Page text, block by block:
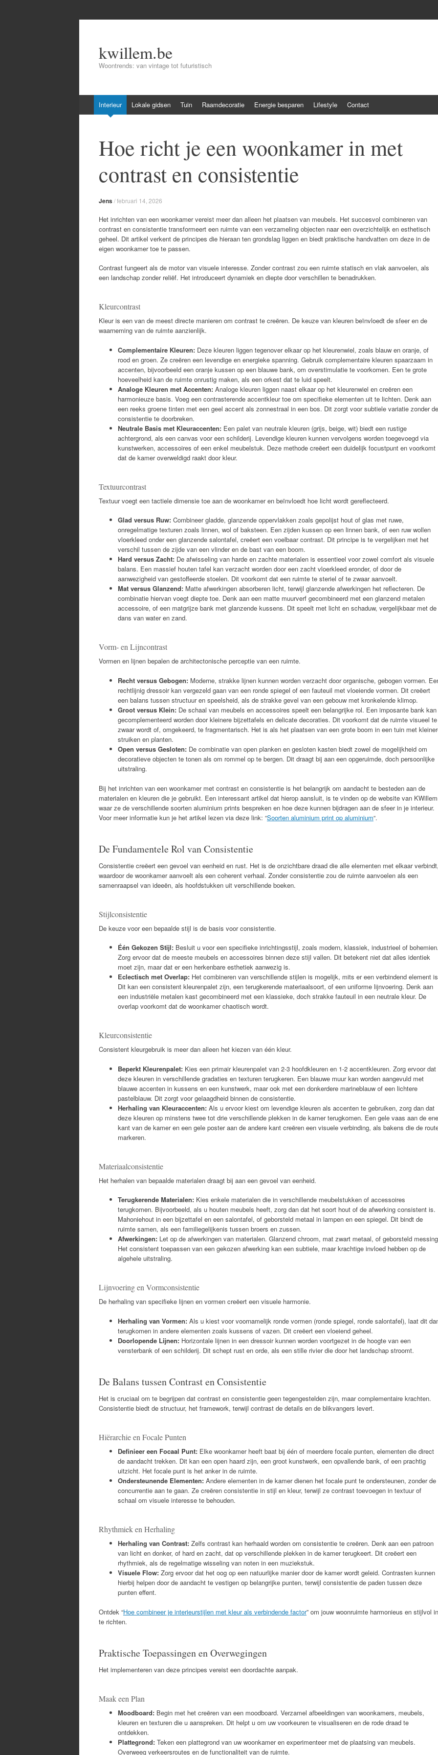
kwillem.be
Woontrends: van vintage tot futuristisch
to
Interieur Lokale gidsen Tuin Raamdecoratie Energie besparen Lifestyle Contact
Hoe richt je een woonkamer in met
contrast en consistentie
Jens/februari 14, 2026
Het inrichten van een woonkamer vereist meer dan alleen het plaatsen van meubels. Het succesvol combineren van
contrast en consistentie transformeert een ruimte van een verzameling objecten naar een overzichtelijk en esthetisch
geheel. Dit artikel verkent de principes die hieraan ten grondslag liggen en biedt praktische handvatten om deze in de
eigen woonkamer toe te passen.
Contrast fungeert als de motor van visuele interesse. Zonder contrast zou een ruimte statisch en vlak aanvoelen, als
een landschap zonder reliëf. Het introduceert dynamiek en diepte door verschillen te benadrukken.
Kleurcontrast
Kleur is een van de meest directe manieren om contrast te creëren. De keuze van kleuren beïnvloedt de sfeer en de
waarneming van de ruimte aanzienlijk.
Complementaire Kleuren: Deze kleuren liggen tegenover elkaar op het kleurenwiel, zoals blauw en oranje, of
rood en groen. Ze creëren een levendige en energieke spanning. Gebruik complementaire kleuren spaarzaam in
accenten, bijvoorbeeld een oranje kussen op een blauwe bank, om overstimulatie te voorkomen. Een te grote
hoeveelheid kan de ruimte onrustig maken, als een orkest dat te luid speelt.
Analoge Kleuren met Accenten: Analoge kleuren liggen naast elkaar op het kleurenwiel en creëren een
harmonieuze basis. Voeg een contrasterende accentkleur toe om specifieke elementen uit te lichten. Denk aan
een reeks groene tinten met een geel accent als zonnestraal in een bos. Dit zorgt voor subtiele variatie zonder de
consistentie te doorbreken.
Neutrale Basis met Kleuraccenten: Een palet van neutrale kleuren (grijs, beige, wit) biedt een rustige
achtergrond, als een canvas voor een schilderij. Levendige kleuren kunnen vervolgens worden toegevoegd via
kunstwerken, accessoires of een enkel meubelstuk. Deze methode creëert een duidelijk focustpunt en voorkomt
dat de kamer overweldigd raakt door kleur.
Textuurcontrast
Textuur voegt een tactiele dimensie toe aan de woonkamer en beïnvloedt hoe licht wordt gereflecteerd.
Glad versus Ruw: Combineer gladde, glanzende oppervlakken zoals gepolijst hout of glas met ruwe,
onregelmatige texturen zoals linnen, wol of baksteen. Een zijden kussen op een linnen bank, of een ruw wollen
vloerkleed onder een glanzende salontafel, creëert een voelbaar contrast. Dit principe is te vergelijken met het
verschil tussen de zijde van een vlinder en de bast van een boom.
Hard versus Zacht: De afwisseling van harde en zachte materialen is essentieel voor zowel comfort als visuele
balans. Een massief houten tafel kan verzacht worden door een zacht vloerkleed eronder, of door de
aanwezigheid van gestoffeerde stoelen. Dit voorkomt dat een ruimte te steriel of te zwaar aanvoelt.
Mat versus Glanzend: Matte afwerkingen absorberen licht, terwijl glanzende afwerkingen het reflecteren. De
combinatie hiervan voegt diepte toe. Denk aan een matte muurverf gecombineerd met een glanzend metalen
accessoire, of een matgrijze bank met glanzende kussens. Dit speelt met licht en schaduw, vergelijkbaar met de
dans van water en zand.
Vorm- en Lijncontrast
Vormen en lijnen bepalen de architectonische perceptie van een ruimte.
Recht versus Gebogen: Moderne, strakke lijnen kunnen worden verzacht door organische, gebogen vormen.
rechtlijnig dressoir kan vergezeld gaan van een ronde spiegel of een fauteuil met vloeiende vormen. Dit creëert
een balans tussen structuur en speelsheid, als de strakke gevel van een gebouw met kronkelende klimop.
Groot versus Klein: De schaal van meubels en accessoires speelt een belangrijke rol. Een imposante bank kan
gecomplementeerd worden door kleinere bijzettafels en delicate decoraties. Dit voorkomt dat de ruimte visueel te
zwaar wordt of, omgekeerd, te fragmentarisch. Het is als het plaatsen van een grote boom in een tuin met
struiken en planten.
Open versus Gesloten: De combinatie van open planken en gesloten kasten biedt zowel de mogelijkheid om
decoratieve objecten te tonen als om rommel op te bergen. Dit draagt bij aan een opgeruimde, doch persoonlijke
uitstraling.
Bij het inrichten van een woonkamer met contrast en consistentie is het belangrijk om aandacht te besteden aan de
materialen en kleuren die je gebruikt. Een interessant artikel dat hierop aansluit, is te vinden op de website van
waar ze de verschillende soorten aluminium prints bespreken en hoe deze kunnen bijdragen aan de sfeer in je interieur.
Voor meer informatie kun je het artikel lezen via deze link: “Soorten aluminium print op aluminium“.
De Fundamentele Rol van Consistentie
Consistentie creëert een gevoel van eenheid en rust. Het is de onzichtbare draad die alle elementen met elkaar
waardoor de woonkamer aanvoelt als een coherent verhaal. Zonder consistentie zou de ruimte aanvoelen als een
samenraapsel van ideeën, als hoofdstukken uit verschillende boeken.
Stijlconsistentie
De keuze voor een bepaalde stijl is de basis voor consistentie.
Één Gekozen Stijl: Besluit u voor een specifieke inrichtingsstijl, zoals modern, klassiek, industrieel of
Zorg ervoor dat de meeste meubels en accessoires binnen deze stijl vallen. Dit betekent niet dat alles identiek
moet zijn, maar dat er een herkenbare esthetiek aanwezig is.
Eclectisch met Overlap: Het combineren van verschillende stijlen is mogelijk, mits er een verbindend element
Dit kan een consistent kleurenpalet zijn, een terugkerende materiaalsoort, of een uniforme lijnvoering. Denk aan
een industriële metalen kast gecombineerd met een klassieke, doch strakke fauteuil in een neutrale kleur. De
overlap voorkomt dat de woonkamer chaotisch wordt.
Kleurconsistentie
Consistent kleurgebruik is meer dan alleen het kiezen van één kleur.
Beperkt Kleurenpalet: Kies een primair kleurenpalet van 2-3 hoofdkleuren en 1-2 accentkleuren. Zorg ervoor dat
deze kleuren in verschillende gradaties en texturen terugkeren. Een blauwe muur kan worden aangevuld met
blauwe accenten in kussens en een kunstwerk, maar ook met een donkerdere marineblauw of een lichtere
pastelblauw. Dit zorgt voor gelaagdheid binnen de consistentie.
Herhaling van Kleuraccenten: Als u ervoor kiest om levendige kleuren als accenten te gebruiken, zorg dan dat
deze kleuren op minstens twee tot drie verschillende plekken in de kamer terugkomen. Een gele vaas aan de ene
kant van de kamer en een gele poster aan de andere kant creëren een visuele verbinding, als bakens die de
markeren.
Materiaalconsistentie
Het herhalen van bepaalde materialen draagt bij aan een gevoel van eenheid.
Terugkerende Materialen: Kies enkele materialen die in verschillende meubelstukken of accessoires
terugkomen. Bijvoorbeeld, als u houten meubels heeft, zorg dan dat het soort hout of de afwerking consistent is.
Mahoniehout in een bijzettafel en een salontafel, of geborsteld metaal in lampen en een spiegel. Dit bindt de
ruimte samen, als een familiegelijkenis tussen broers en zussen.
Afwerkingen: Let op de afwerkingen van materialen. Glanzend chroom, mat zwart metaal, of geborsteld
Het consistent toepassen van een gekozen afwerking kan een subtiele, maar krachtige invloed hebben op de
algehele uitstraling.
Lijnvoering en Vormconsistentie
De herhaling van specifieke lijnen en vormen creëert een visuele harmonie.
Herhaling van Vormen: Als u kiest voor voornamelijk ronde vormen (ronde spiegel, ronde salontafel), laat dit
terugkomen in andere elementen zoals kussens of vazen. Dit creëert een vloeiend geheel.
Doorlopende Lijnen: Horizontale lijnen in een dressoir kunnen worden voortgezet in de hoogte van een
vensterbank of een schilderij. Dit schept rust en orde, als een stille rivier die door het landschap stroomt.
De Balans tussen Contrast en Consistentie
Het is cruciaal om te begrijpen dat contrast en consistentie geen tegengestelden zijn, maar complementaire krachten.
Consistentie biedt de structuur, het framework, terwijl contrast de details en de blikvangers levert.
Hiërarchie en Focale Punten
Definieer een Focaal Punt: Elke woonkamer heeft baat bij één of meerdere focale punten, elementen die direct
de aandacht trekken. Dit kan een open haard zijn, een groot kunstwerk, een opvallende bank, of een prachtig
uitzicht. Het focale punt is het anker in de ruimte.
Ondersteunende Elementen: Andere elementen in de kamer dienen het focale punt te ondersteunen, zonder de
concurrentie aan te gaan. Ze creëren consistentie in stijl en kleur, terwijl ze contrast toevoegen in textuur of
schaal om visuele interesse te behouden.
Rhythmiek en Herhaling
Herhaling van Contrast: Zelfs contrast kan herhaald worden om consistentie te creëren. Denk aan een patroon
van licht en donker, of hard en zacht, dat op verschillende plekken in de kamer terugkeert. Dit creëert een
rhythmiek, als de regelmatige wisseling van noten in een muziekstuk.
Visuele Flow: Zorg ervoor dat het oog op een natuurlijke manier door de kamer wordt geleid. Contrasten kunnen
hierbij helpen door de aandacht te vestigen op belangrijke punten, terwijl consistentie de paden tussen deze
punten effent.
Ontdek “Hoe combineer je interieurstijlen met kleur als verbindende factor” om jouw woonruimte harmonieus en stijlvol in
te richten.
Praktische Toepassingen en Overwegingen
Het implementeren van deze principes vereist een doordachte aanpak.
Maak een Plan
Moodboard: Begin met het creëren van een moodboard. Verzamel afbeeldingen van woonkamers, meubels,
kleuren en texturen die u aanspreken. Dit helpt u om uw voorkeuren te visualiseren en de rode draad te
ontdekken.
Plattegrond: Teken een plattegrond van uw woonkamer en experimenteer met de plaatsing van meubels.
Overweeg verkeersroutes en de functionaliteit van de ruimte.